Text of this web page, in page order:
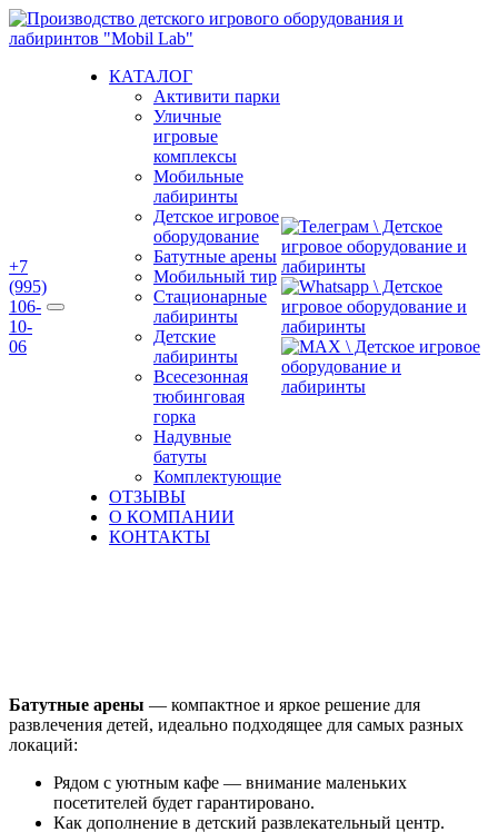
Перейти
к
+7
(995)
106-
10-
06
КАТАЛОГ
Активити парки
Уличные
игровые
комплексы
Мобильные
лабиринты
Детское игровое
оборудование
Батутные арены
Мобильный тир
Стационарные
лабиринты
Детские
лабиринты
Всесезонная
тюбинговая
горка
Надувные
батуты
Комплектующие
ОТЗЫВЫ
О КОМПАНИИ
КОНТАКТЫ
Батутные арены — компактное и яркое решение для
развлечения детей, идеально подходящее для самых разных
локаций:
Рядом с уютным кафе — внимание маленьких
посетителей будет гарантировано.
Как дополнение в детский развлекательный центр.